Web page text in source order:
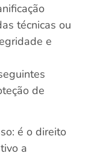
técnicas ou
e
de
é o direito
a